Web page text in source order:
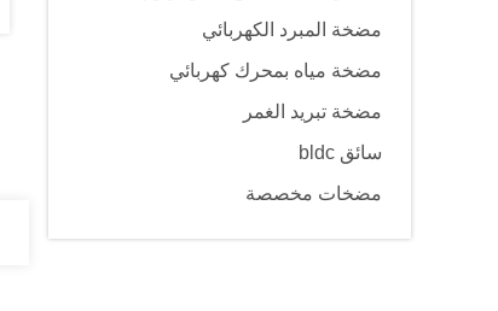
مضخة المبرد الكهربائي
مضخة مياه بمحرك كهربائي
مضخة تبريد الغمر
سائق bldc
مضخات مخصصة